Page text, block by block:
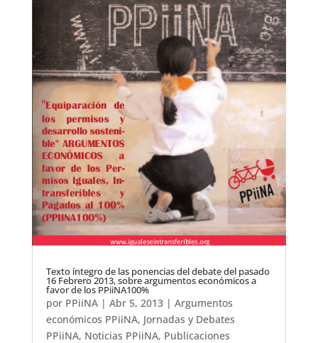
Texto íntegro de las ponencias del debate del pasado
16 Febrero 2013, sobre argumentos económicos a
favor de los PPiiNA100%
por PPiiNA| Abr 5, 2013| Argumentos
económicos PPiiNA, Jornadas y Debates
PPiiNA, Noticias PPiiNA, Publicaciones